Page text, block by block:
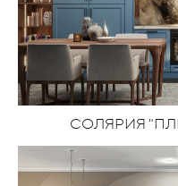
СОЛЯРИЯ